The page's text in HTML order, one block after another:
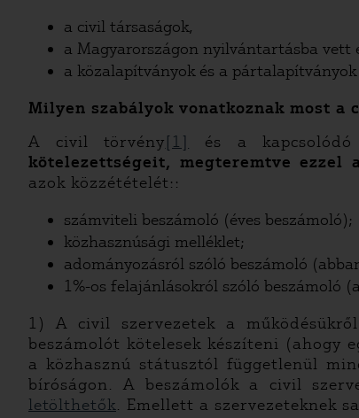
a civil társaságok,
a Magyarországon nyilvántartásba vett
a közalapítványok és a
Milyen szabályok vonatkoznak most a
A civil törvény[1] és a kapcsolódó
kötelezettségeit, megteremtve
azok közzétételét::
számviteli beszámoló (éves beszámoló);
közhasznúsági melléklet;
adományozásról szóló beszámoló
1%-os felajánlásokról szóló beszámoló
1) A civil szervezetek a
beszámolót kötelesek készíteni (ahogy
a közhasznú státusztól függetlenül
bíróságon. A beszámolók a civil
letölthetők. Emellett a szervezeteknek